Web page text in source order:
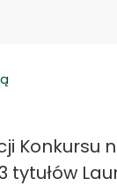
tytułów